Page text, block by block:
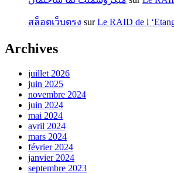
สล็อตเว็บตรง surLe RAID de l
Archives
juillet 2026
juin 2025
novembre 2024
juin 2024
mai 2024
avril 2024
mars 2024
février 2024
janvier 2024
septembre 2023